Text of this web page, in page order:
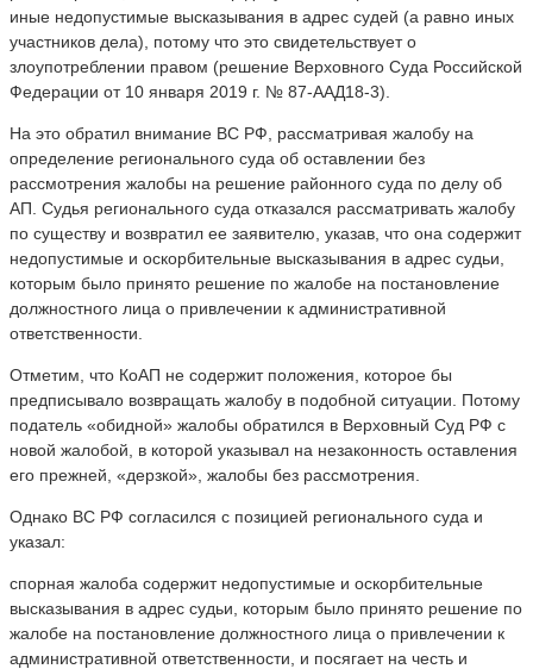
иные недопустимые высказывания в адрес судей (а равно иных
участников дела), потому что это свидетельствует о
злоупотреблении правом (решение Верховного Суда Российской
Федерации от 10 января 2019 г. № 87-ААД18-3).
На это обратил внимание ВС РФ, рассматривая жалобу на
определение регионального суда об оставлении без
рассмотрения жалобы на решение районного суда по делу об
АП. Судья регионального суда отказался рассматривать жалобу
по существу и возвратил ее заявителю, указав, что она содержит
недопустимые и оскорбительные высказывания в адрес судьи,
которым было принято решение по жалобе на постановление
должностного лица о привлечении к административной
ответственности.
Отметим, что КоАП не содержит положения, которое бы
предписывало возвращать жалобу в подобной ситуации. Потому
податель «обидной» жалобы обратился в Верховный Суд РФ с
новой жалобой, в которой указывал на незаконность оставления
его прежней, «дерзкой», жалобы без рассмотрения.
Однако ВС РФ согласился с позицией регионального суда и
указал:
спорная жалоба содержит недопустимые и оскорбительные
высказывания в адрес судьи, которым было принято решение по
жалобе на постановление должностного лица о привлечении к
административной ответственности, и посягает на честь и